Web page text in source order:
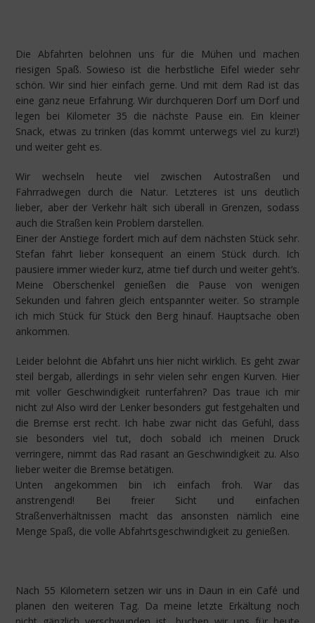
Die Abfahrten belohnen uns für die Mühen und machen
riesigen Spaß. Sowieso ist die herbstliche Eifel wieder sehr
schön. Wir sind hier einfach gerne. Und mit dem Rad ist das
eine ganz neue Erfahrung. Wir durchqueren Dorf um Dorf und
legen bei Kilometer 35 die nächste Pause ein. Ein kleiner
Snack, etwas zu trinken (das kommt unterwegs viel zu kurz!)
und weiter geht es.
Wir wechseln heute viel zwischen Autostraßen und
Fahrradwegen durch die Natur. Letzteres ist uns deutlich
lieber, aber der Verkehr hält sich überall in Grenzen, sodass
auch die Straßen kein Problem darstellen.
Einer der Anstiege fordert mich auf dem nächsten Stück sehr.
Stefan fährt lieber konsequent an einem Stück durch. Ich
pausiere immer wieder kurz, atme tief durch und weiter geht’s.
Meine Oberschenkel genießen die Pause von wenigen
Sekunden und fahren gleich entspannter weiter. So strample
ich mich Stück für Stück den Berg hinauf. Hauptsache oben
ankommen.
Leider belohnt die Abfahrt uns hier nicht wirklich. Es geht zwar
steil bergab, allerdings in sehr vielen sehr engen Kurven. Hier
mit voller Geschwindigkeit runterfahren? Das traue ich mir
nicht zu! Also wird der Lenker besonders gut festgehalten und
die Bremse erst recht. Ich habe zwar nicht das Gefühl, dass
sie besonders viel tut, doch sobald ich meinen Druck
verringere, nimmt das Rad rasant an Geschwindigkeit zu. Also
lieber weiter die Bremse betätigen.
Unten angekommen bin ich einfach froh. War das
anstrengend! Bei freier Sicht und einfachen
Straßenverhältnissen macht das ansonsten nämlich eine
Menge Spaß, die volle Abfahrtsgeschwindigkeit zu genießen.
Nach 55 Kilometern setzen wir uns in Daun in ein Café und
planen den weiteren Tag. Da meine letzte Erkältung noch